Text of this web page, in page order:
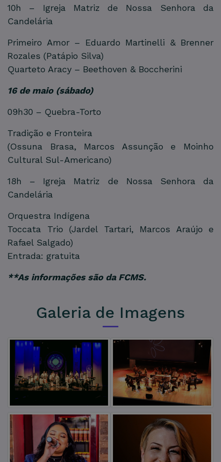
10h – Igreja Matriz de Nossa Senhora da
Candelária
Primeiro Amor – Eduardo Martinelli & Brenner
Rozales (Patápio Silva)
Quarteto Aracy – Beethoven & Boccherini
16 de maio (sábado)
09h30 – Quebra-Torto
Tradição e Fronteira
(Ossuna Brasa, Marcos Assunção e Moinho
Cultural Sul-Americano)
18h – Igreja Matriz de Nossa Senhora da
Candelária
Orquestra Indígena
Toccata Trio (Jardel Tartari, Marcos Araújo e
Rafael Salgado)
Entrada: gratuita
**As informações são da FCMS.
Galeria de Imagens